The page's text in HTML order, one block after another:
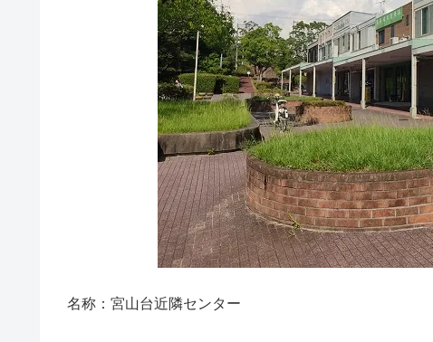
名称：宮山台近隣センター